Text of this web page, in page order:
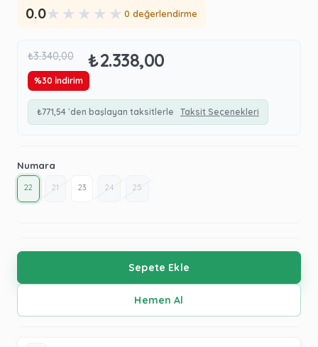
0.0★ ★ ★ ★ ★ 0 değerlendirme
₺3.340,00 ₺2.338,00
%30 İndirim
₺771,54 `den başlayan taksitlerle Taksit Seçenekleri
Numara
22 21 23 24 25